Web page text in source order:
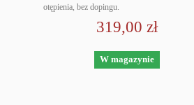
otępienia, bez dopingu.
319,00 zł
W magazynie